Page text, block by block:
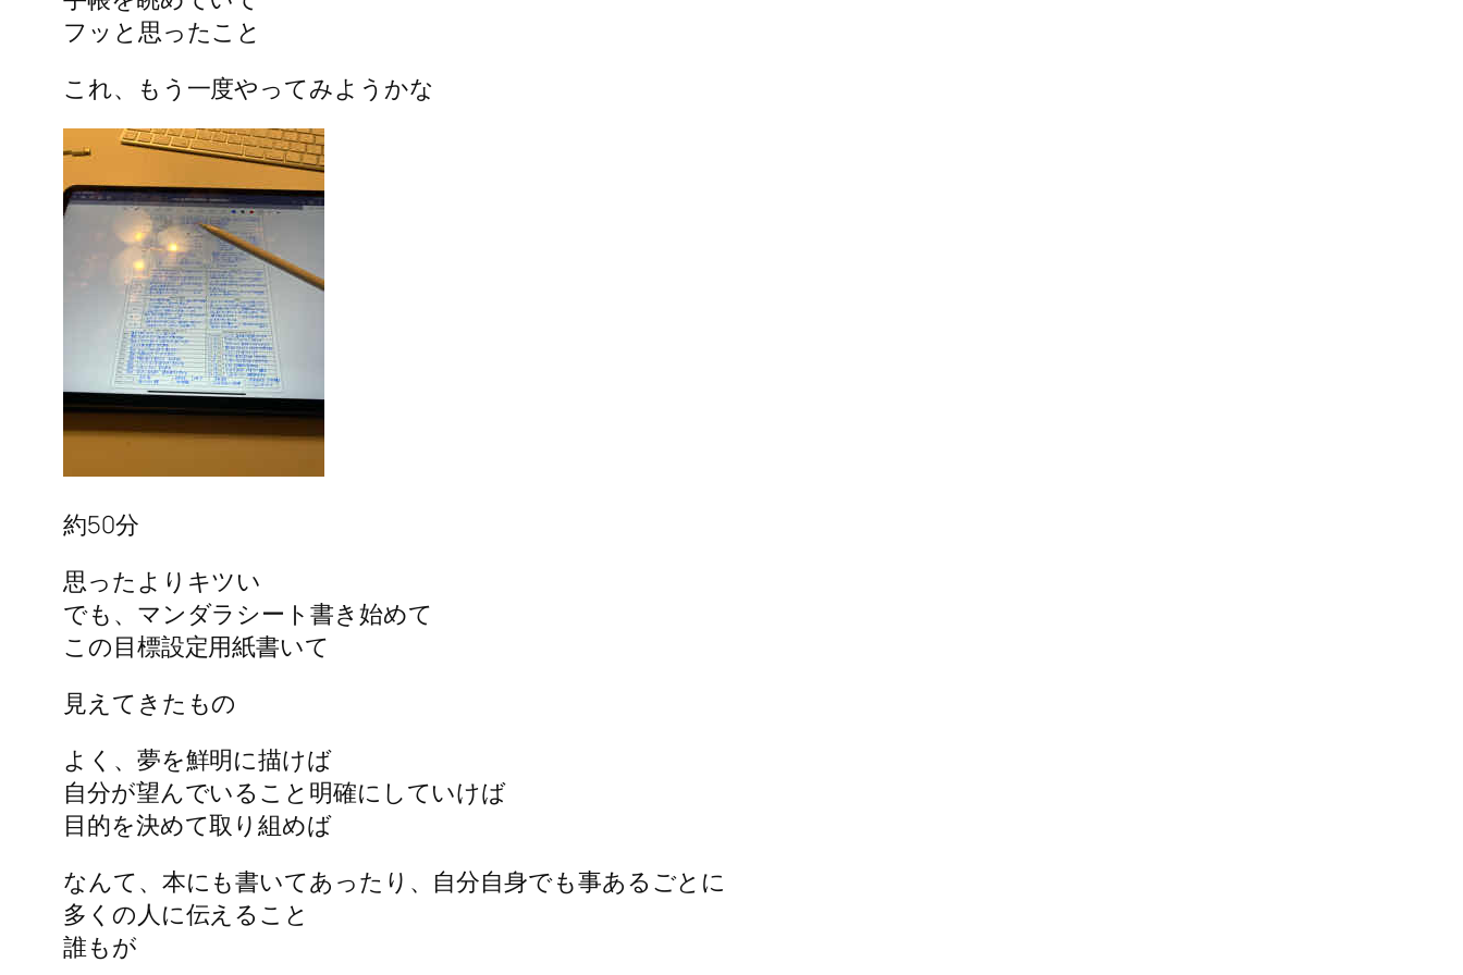
フッと思ったこと
これ、もう一度やってみようかな
約50分
思ったよりキツい
でも、マンダラシート書き始めて
この目標設定用紙書いて
見えてきたもの
よく、夢を鮮明に描けば
自分が望んでいること明確にしていけば
目的を決めて取り組めば
なんて、本にも書いてあったり、自分自身でも事あるごとに
多くの人に伝えること
誰もが